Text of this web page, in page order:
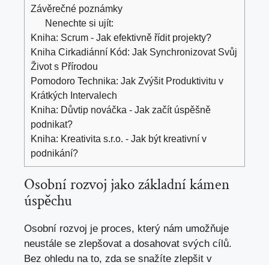
Závěrečné poznámky
Nenechte si ujít:
Kniha: Scrum - Jak efektivně řídit projekty?
Kniha Cirkadiánní Kód: Jak Synchronizovat Svůj
Život s Přírodou
Pomodoro Technika: Jak Zvýšit Produktivitu v
Krátkých Intervalech
Kniha: Důvtip nováčka - Jak začít úspěšně
podnikat?
Kniha: Kreativita s.r.o. - Jak být kreativní v
podnikání?
Osobní rozvoj jako základní kámen
úspěchu
Osobní rozvoj je proces, který nám umožňuje
neustále se zlepšovat a dosahovat svých cílů.
Bez ohledu na to, zda se snažíte zlepšit v